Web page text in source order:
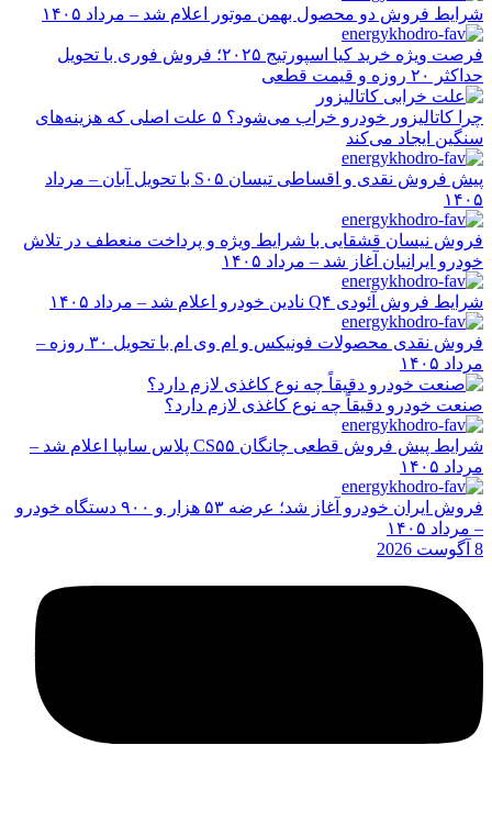
شرایط فروش دو محصول بهمن موتور اعلام شد – مرداد ۱۴۰۵
فرصت ویژه خرید کیا اسپورتیج ۲۰۲۵؛ فروش فوری با تحویل
حداکثر ۲۰ روزه و قیمت قطعی
چرا کاتالیزور خودرو خراب می‌شود؟ ۵ علت اصلی که هزینه‌های
سنگین ایجاد می‌کند
پیش فروش نقدی و اقساطی تیسان S۰۵ با تحویل آبان – مرداد
۱۴۰۵
فروش نیسان قشقایی با شرایط ویژه و پرداخت منعطف در تلاش
خودرو ایرانیان آغاز شد – مرداد ۱۴۰۵
شرایط فروش آئودی Q۴ نادین خودرو اعلام شد – مرداد ۱۴۰۵
فروش نقدی محصولات فونیکس و ام وی ام با تحویل ۳۰ روزه –
مرداد ۱۴۰۵
صنعت خودرو دقیقاً چه نوع کاغذی لازم دارد؟
شرایط پیش فروش قطعی چانگان CS۵۵ پلاس سایپا اعلام شد –
مرداد ۱۴۰۵
فروش ایران خودرو آغاز شد؛ عرضه ۵۳ هزار و ۹۰۰ دستگاه خودرو
– مرداد ۱۴۰۵
8 آگوست 2026